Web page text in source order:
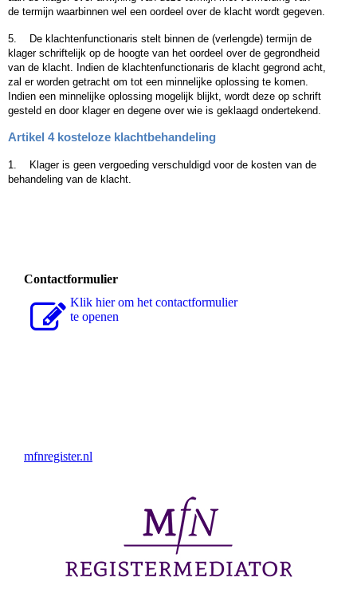
de termijn waarbinnen wel een oordeel over de klacht wordt gegeven.
5.
De klachtenfunctionaris stelt binnen de (verlengde) termijn de
klager schriftelijk op de hoogte van het oordeel over de gegrondheid
van de klacht. Indien de klachtenfunctionaris de klacht gegrond acht,
zal er worden getracht om tot een minnelijke oplossing te komen.
Indien een minnelijke oplossing mogelijk blijkt, wordt deze op schrift
gesteld en door klager en degene over wie is geklaagd ondertekend.
Artikel 4 kosteloze klachtbehandeling
1.
Klager is geen vergoeding verschuldigd voor de kosten van de
behandeling van de klacht.
Contactformulier
Klik hier om het contactformulier
te openen
mfnregister.nl